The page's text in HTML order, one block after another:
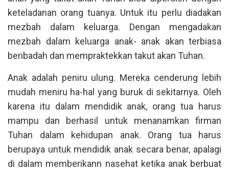
keteladanan orang tuanya. Untuk itu perlu diadakan
mezbah dalam keluarga. Dengan mengadakan
mezbah dalam keluarga anak- anak akan terbiasa
beribadah dan mempraktekkan takut akan Tuhan.
Anak adalah peniru ulung. Mereka cenderung lebih
mudah meniru ha-hal yang buruk di sekitarnya. Oleh
karena itu dalam mendidik anak, orang tua harus
mampu dan berhasil untuk menanamkan firman
Tuhan dalam kehidupan anak. Orang tua harus
berupaya untuk mendidik anak secara benar, apalagi
di dalam memberikann nasehat ketika anak berbuat